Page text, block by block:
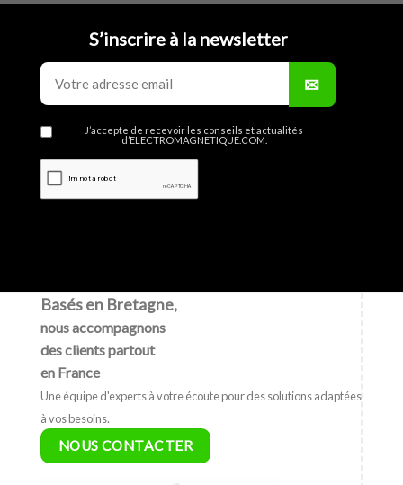
S’inscrire à la newsletter
J’accepte de recevoir les conseils et actualités
d’ELECTROMAGNETIQUE.COM.
Basés en Bretagne,
nous accompagnons
des clients partout
en France
Une équipe d'experts à votre écoute pour des solutions adaptées
à vos besoins.
NOUS CONTACTER